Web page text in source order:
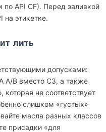
по API CF). Перед заливкой
на этикетке.
лить
допусками:
A/B вместо C3, а также
которая не соответствует
слишком «густых»
масла разных классов
присадки «для